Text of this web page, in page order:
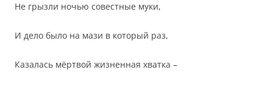
Не грызли ночью совестные муки,
И дело было на мази в который раз,
Казалась мёртвой жизненная хватка –